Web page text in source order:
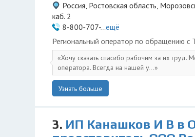
Россия, Ростовская область,
каб. 2
8-800-707-...ещё
Региональный оператор по обращению с
Хочу сказать спасибо рабочим за их труд.
оператора. Всегда на нашей у...
Узнать больше
3. ИП Канашков И В в